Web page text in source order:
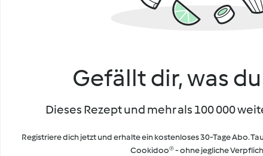
Gefällt dir, was
Dieses Rezept und mehr als 100 000
Registriere dich jetzt und erhalte ein kostenloses 30-Tage Abo.
Cookidoo® - ohne jegliche